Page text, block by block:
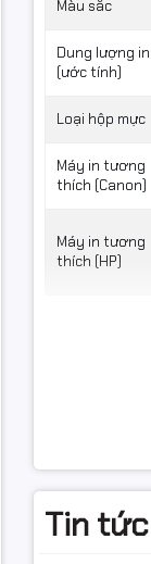
Màu sắc
Dung lượng in
(ước tính)
Loại hộp mực
Máy in tương
thích (Canon)
Máy in tương
thích (HP)
Tin tức